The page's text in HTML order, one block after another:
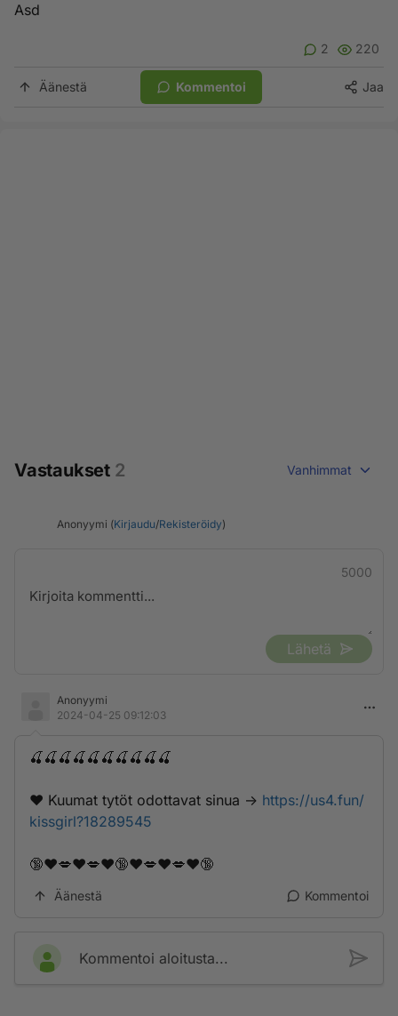
Asd
2 220
Äänestä Kommentoi Jaa
Vastaukset 2 Vanhimmat
Anonyymi (Kirjaudu/Rekisteröidy)
5000
Lähetä
Anonyymi
2024-04-25 09:12:03
🍒🍒🍒🍒🍒🍒🍒🍒🍒🍒
❤️ K­u­­u­­­m­­­a­t­­­ ­­­t­­y­­­t­­ö­­t­­­ ­­­o­d­­o­­t­­­t­­a­v­­­­a­t­­­ ­­­s­­i­­­n­u­­a­ -> https://us4.fun/
kissgirl?18289545
🔞❤️💋❤️💋❤️🔞❤️💋❤️💋❤️🔞
Äänestä Kommentoi
Kommentoi aloitusta...